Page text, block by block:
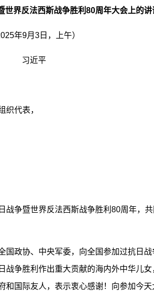
世界反法西斯战争胜利80周年大会上的讲
年9月3日，上午）
习近平
代表，
争暨世界反法西斯战争胜利80周年，共
政协、中央军委，向全国参加过抗日战
争胜利作出重大贡献的海内外中华儿女
国际友人，表示衷心感谢！向参加今天